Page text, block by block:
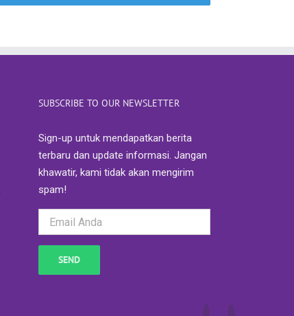
SUBSCRIBE TO OUR NEWSLETTER
Sign-up untuk mendapatkan berita
terbaru dan update informasi. Jangan
khawatir, kami tidak akan mengirim
spam!